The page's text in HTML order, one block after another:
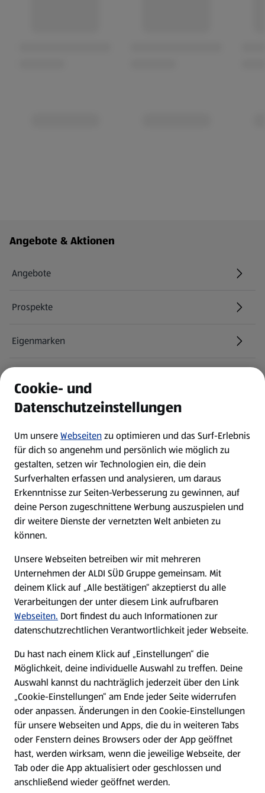
Fußzeilenmenü - weitere Links
Angebote & Aktionen
Angebote
Prospekte
Eigenmarken
Newsletter
WhatsApp
Über ALDI SÜD
Filialen
Nachhaltigkeit
Karriere
Presse
Hilfe & Kontakt
(öffnet in einem neuen Tab)
Unternehmen
Folge uns hier:
Cookie- und
Datenschutzeinstellungen
Um unsereWebseitenzu optimieren und das Surf-Erlebnis
für dich so angenehm und persönlich wie möglich zu
gestalten, setzen wir Technologien ein, die dein
Surfverhalten erfassen und analysieren, um daraus
Erkenntnisse zur Seiten-Verbesserung zu gewinnen, auf
deine Person zugeschnittene Werbung auszuspielen und
dir weitere Dienste der vernetzten Welt anbieten zu
können.
Unsere Webseiten betreiben wir mit mehreren
Unternehmen der ALDI SÜD Gruppe gemeinsam. Mit
deinem Klick auf „Alle bestätigen“ akzeptierst du alle
Verarbeitungen der unter diesem Link aufrufbaren
Webseiten. Dort findest du auch Informationen zur
datenschutzrechtlichen Verantwortlichkeit jeder Webseite.
Du hast nach einem Klick auf „Einstellungen“ die
Möglichkeit, deine individuelle Auswahl zu treffen. Deine
Auswahl kannst du nachträglich jederzeit über den Link
„Cookie-Einstellungen“ am Ende jeder Seite widerrufen
oder anpassen. Änderungen in den Cookie-Einstellungen
für unsere Webseiten und Apps, die du in weiteren Tabs
oder Fenstern deines Browsers oder der App geöffnet
hast, werden wirksam, wenn die jeweilige Webseite, der
Tab oder die App aktualisiert oder geschlossen und
anschließend wieder geöffnet werden.